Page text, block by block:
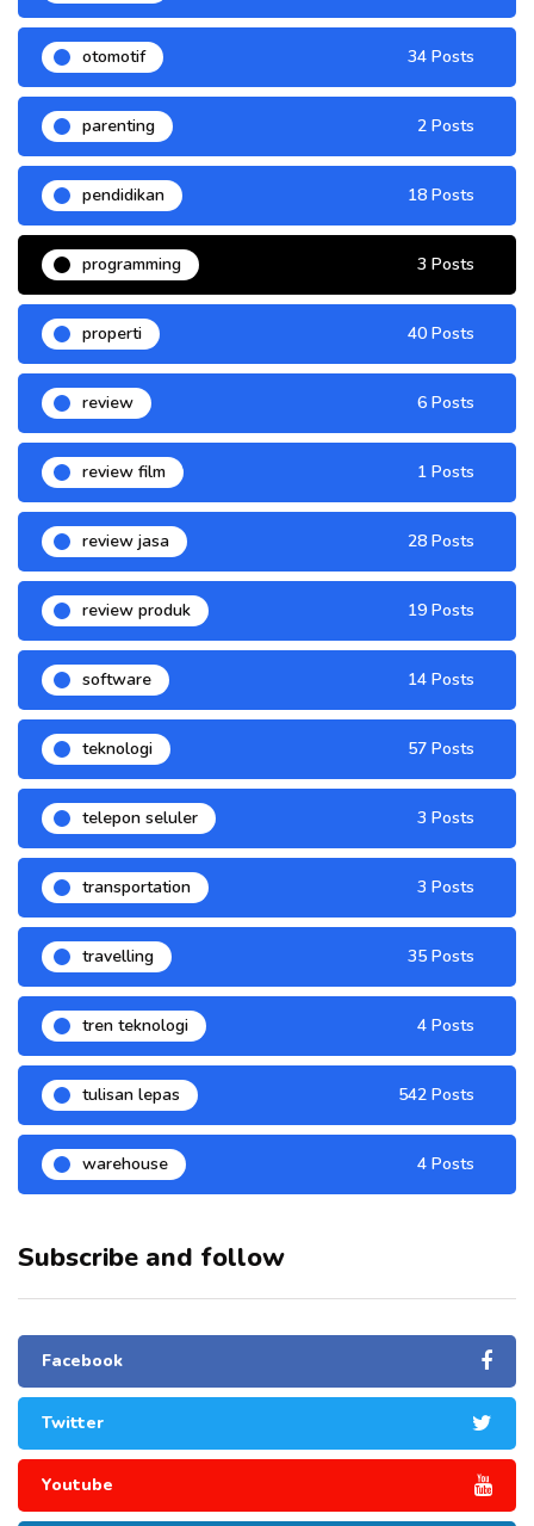
otomotif 34 Posts
parenting 2 Posts
pendidikan 18 Posts
programming 3 Posts
properti 40 Posts
review 6 Posts
review film 1 Posts
review jasa 28 Posts
review produk 19 Posts
software 14 Posts
teknologi 57 Posts
telepon seluler 3 Posts
transportation 3 Posts
travelling 35 Posts
tren teknologi 4 Posts
tulisan lepas 542 Posts
warehouse 4 Posts
Subscribe and follow
Facebook
Twitter
Youtube